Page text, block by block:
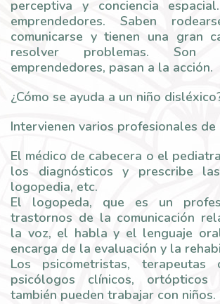
perceptiva y conciencia
emprendedores. Saben
comunicarse y tienen una gran
resolver problemas. Son
emprendedores, pasan a la acción.
¿Cómo se ayuda a un niño
Intervienen varios profesionales de
El médico de cabecera o el
los diagnósticos y prescribe
logopedia, etc.
El logopeda, que es un
trastornos de la comunicación
la voz, el habla y el lenguaje
encarga de la evaluación y la
Los psicometristas, terapeutas
psicólogos clínicos,
también pueden trabajar con niños.